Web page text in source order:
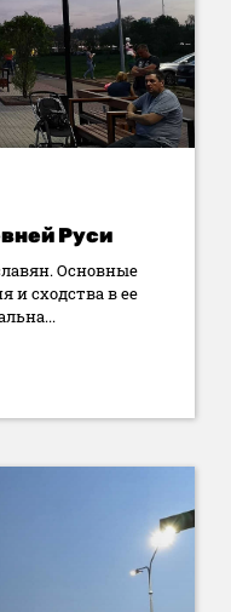
Руси
Основные
и сходства в ее